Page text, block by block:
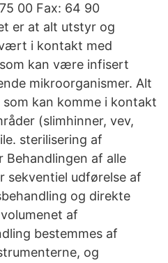
00 Fax: 64 90
er at alt utstyr og
i kontakt med
kan være infisert
mikroorganismer. Alt
kan komme i kontakt
(slimhinner, vev,
sterilisering af
Behandlingen af alle
sekventiel udførelse af
og direkte
af
bestemmes af
og